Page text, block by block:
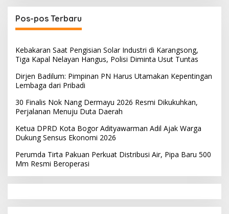
Pos-pos Terbaru
Kebakaran Saat Pengisian Solar Industri di Karangsong,
Tiga Kapal Nelayan Hangus, Polisi Diminta Usut Tuntas
Dirjen Badilum: Pimpinan PN Harus Utamakan Kepentingan
Lembaga dari Pribadi
30 Finalis Nok Nang Dermayu 2026 Resmi Dikukuhkan,
Perjalanan Menuju Duta Daerah
Ketua DPRD Kota Bogor Adityawarman Adil Ajak Warga
Dukung Sensus Ekonomi 2026
Perumda Tirta Pakuan Perkuat Distribusi Air, Pipa Baru 500
Mm Resmi Beroperasi